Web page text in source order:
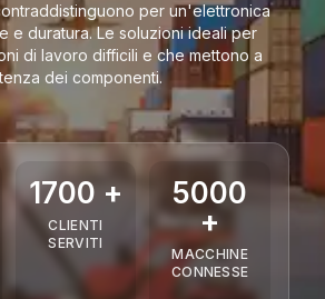
per un'elettronica
e duratura. Le soluzioni ideali per
di lavoro difficili e che mettono a
dei componenti.
1700 +
CLIENTI
SERVITI
5000
+
MACCHINE
CONNESSE